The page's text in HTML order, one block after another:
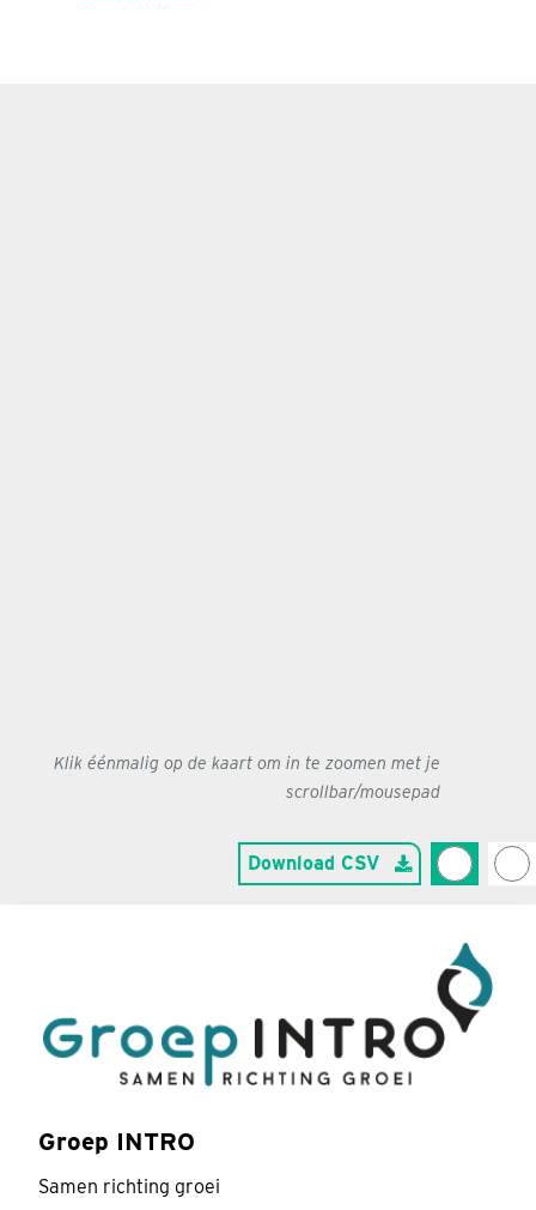
Klik éénmalig op de kaart om in te zoomen met je
scrollbar/mousepad
Download CSV
Groep INTRO
Samen richting groei